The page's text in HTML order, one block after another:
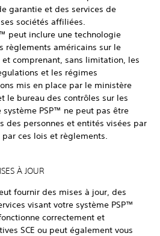
garantie et des services de
sociétés affiliées.
peut inclure une technologie
règlements américains sur le
comprenant, sans limitation, les
et les régimes
mis en place par le ministère
le bureau des contrôles sur les
PSP™ ne peut pas être
des personnes et entités visées par
ces lois et règlements.
À JOUR
fournir des mises à jour, des
visant votre système PSP™
correctement et
SCE ou peut également vous